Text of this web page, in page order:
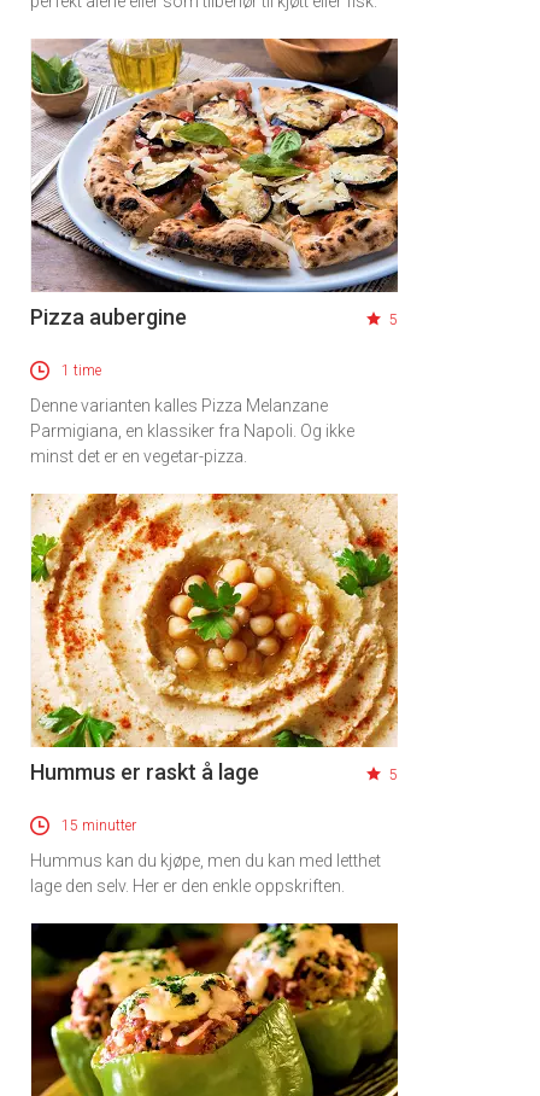
Pizza aubergine 5
1 time
Denne varianten kalles Pizza Melanzane
Parmigiana, en klassiker fra Napoli. Og ikke
minst det er en vegetar-pizza.
Hummus er raskt å lage 5
15 minutter
Hummus kan du kjøpe, men du kan med letthet
lage den selv. Her er den enkle oppskriften.